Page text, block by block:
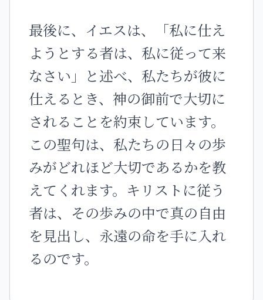
最後に、イエスは、「私に仕え
ようとする者は、私に従って来
なさい」と述べ、私たちが彼に
仕えるとき、神の御前で大切に
されることを約束しています。
この聖句は、私たちの日々の歩
みがどれほど大切であるかを教
えてくれます。キリストに従う
者は、その歩みの中で真の自由
を見出し、永遠の命を手に入れ
るのです。